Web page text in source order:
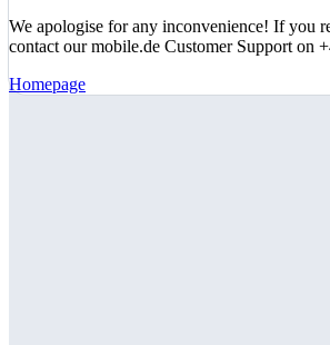
We apologise for any inconvenience! If you
contact our mobile.de Customer Support on
Homepage